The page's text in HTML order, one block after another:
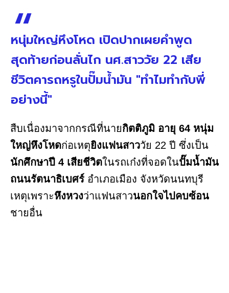
หนุ่มใหญ่หึงโหด เปิดปากเผยคำพูด
สุดท้ายก่อนลั่นไก นศ.สาววัย 22 เสีย
ชีวิตคารถหรูในปั๊มน้ำมัน "ทำไมทำกับพี่
อย่างนี้"
สืบเนื่องมาจากกรณีที่นายกิตติภูมิ อายุ 64 หนุ่ม
ใหญ่หึงโหดก่อเหตุยิงแฟนสาววัย 22 ปี ซึ่งเป็น
นักศึกษาปี 4 เสียชีวิตในรถเก๋งที่จอดในปั๊มน้ำมัน
ถนนรัตนาธิเบศร์ อำเภอเมือง จังหวัดนนทบุรี
เหตุเพราะหึงหวงว่าแฟนสาวนอกใจไปคบซ้อน
ชายอื่น